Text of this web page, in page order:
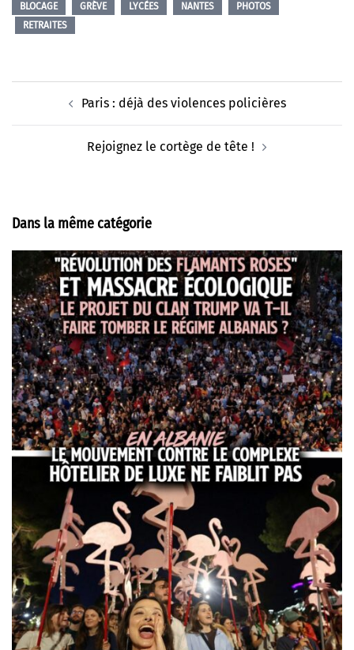
BLOCAGE GRÈVE LYCÉES NANTES
PHOTOS
RETRAITES
d’article
Paris : déjà des violences policières
Rejoignez le cortège de tête !
Dans la même catégorie